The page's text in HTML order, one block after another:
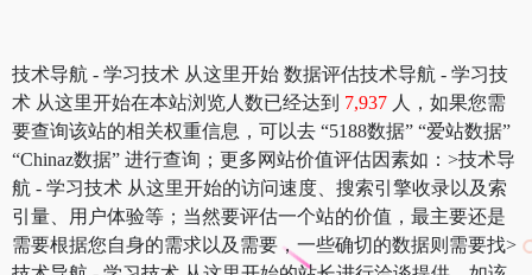
技术导航 - 学习技术 从这里开始 数据评估技术导航 - 学习技
术 从这里开始在本站浏览人数已经达到 7,937 人，如果您需
要查询该站的相关权重信息，可以去 “5188数据” “爱站数据”
“Chinaz数据” 进行查询；更多网站价值评估因素如：>技术导
航 - 学习技术 从这里开始的访问速度、搜索引擎收录以及索
引量、用户体验等；当然要评估一个站的价值，最主要还是
需要根据您自身的需求以及需要，一些确切的数据则需要找>